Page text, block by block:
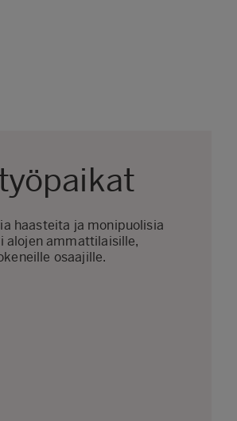
haasteita ja monipuolisia
alojen ammattilaisille,
osaajille.